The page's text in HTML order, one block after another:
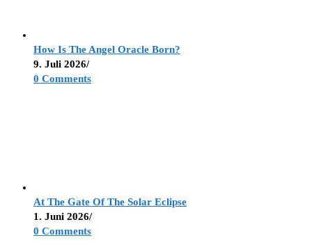
How Is The Angel Oracle Born?
9. Juli 2026/
0 Comments
At The Gate Of The Solar Eclipse
1. Juni 2026/
0 Comments